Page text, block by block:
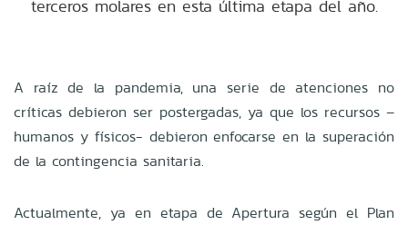
terceros molares en esta última etapa del año.
A raíz de la pandemia, una serie de atenciones no
críticas debieron ser postergadas, ya que los recursos –
humanos y físicos- debieron enfocarse en la superación
de la contingencia sanitaria.
Actualmente, ya en etapa de Apertura según el Plan